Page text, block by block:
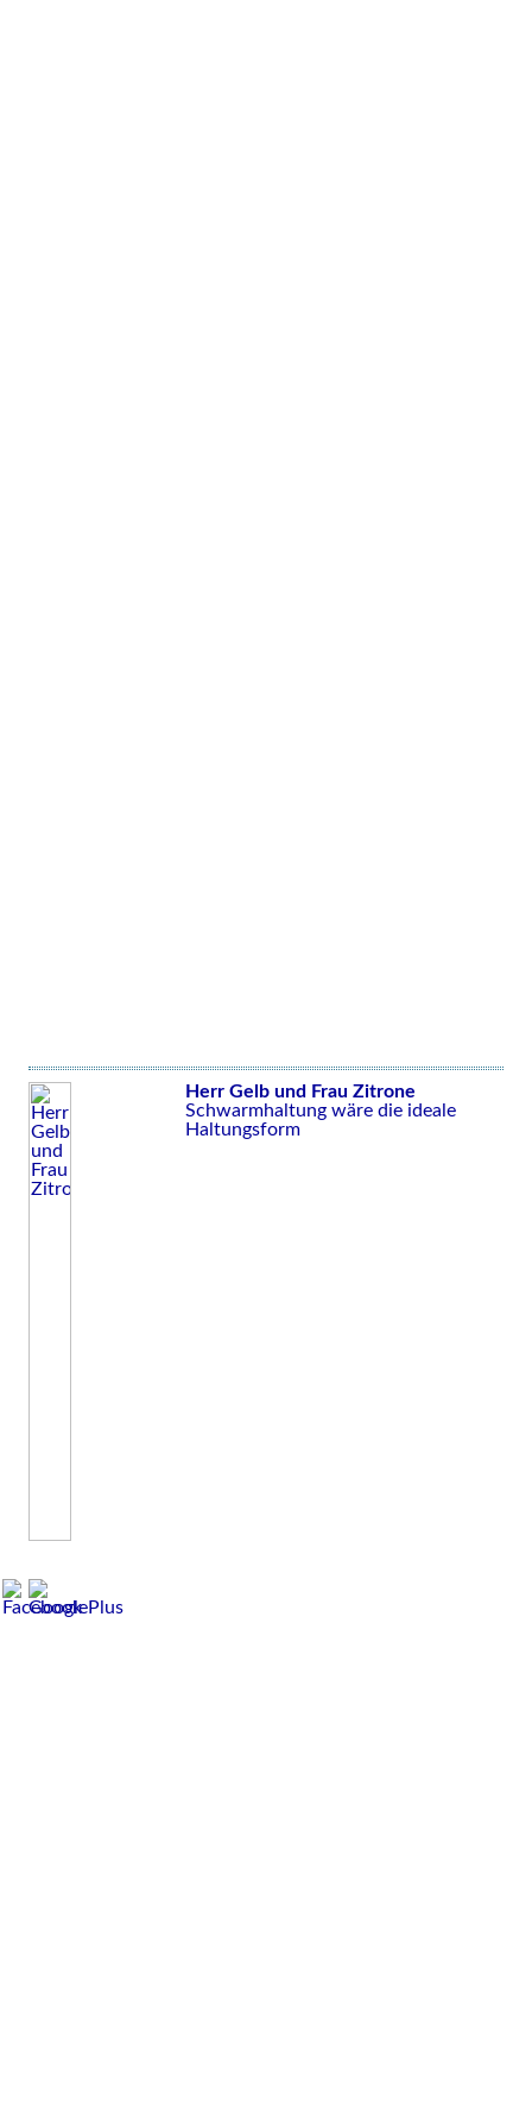
Herr Gelb und Frau Zitrone
Schwarmhaltung wäre die ideale
Haltungsform